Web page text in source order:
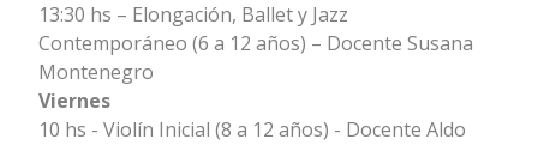
13:30 hs – Elongación, Ballet y Jazz
Contemporáneo (6 a 12 años) – Docente Susana
Montenegro
Viernes
10 hs - Violín Inicial (8 a 12 años) - Docente Aldo